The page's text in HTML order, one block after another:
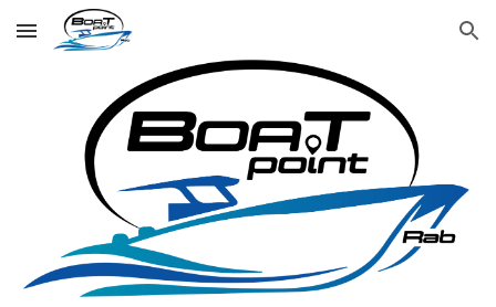
Skip to main content Skip to navigation